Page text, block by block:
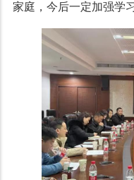
家庭，今后一定加强学